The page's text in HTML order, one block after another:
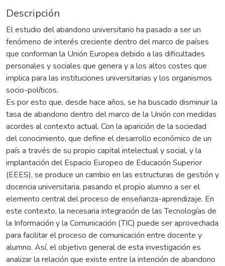
Descripción
El estudio del abandono universitario ha pasado a ser un
fenómeno de interés creciente dentro del marco de países
que conforman la Unión Europea debido a las dificultades
personales y sociales que genera y a los altos costes que
implica para las instituciones universitarias y los organismos
socio-políticos.
Es por esto que, desde hace años, se ha buscado disminuir la
tasa de abandono dentro del marco de la Unión con medidas
acordes al contexto actual. Con la aparición de la sociedad
del conocimiento, que define el desarrollo económico de un
país a través de su propio capital intelectual y social, y la
implantación del Espacio Europeo de Educación Superior
(EEES), se produce un cambio en las estructuras de gestión y
docencia universitaria, pasando el propio alumno a ser el
elemento central del proceso de enseñanza-aprendizaje. En
este contexto, la necesaria integración de las Tecnologías de
la Información y la Comunicación (TIC) puede ser aprovechada
para facilitar el proceso de comunicación entre docente y
alumno. Así, el objetivo general de esta investigación es
analizar la relación que existe entre la intención de abandono